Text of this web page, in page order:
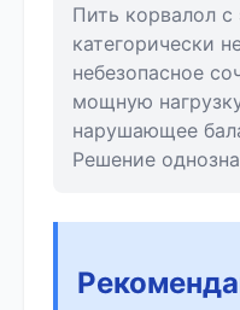
Пить корвалол с
категорически
небезопасное
мощную
нарушающее
Решение